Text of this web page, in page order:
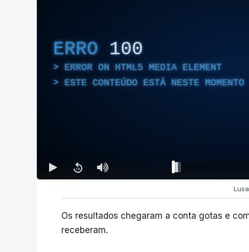
ERRO 100
ERROR ON HTML5 MEDIA ELEMENT
ESTE CONTEÚDO ESTÁ NESTE
Lusa
Os resultados chegaram a conta gotas e
receberam.